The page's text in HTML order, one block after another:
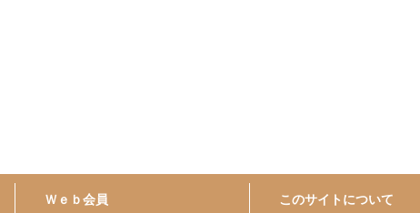
Ｗｅｂ会員 このサイトについて